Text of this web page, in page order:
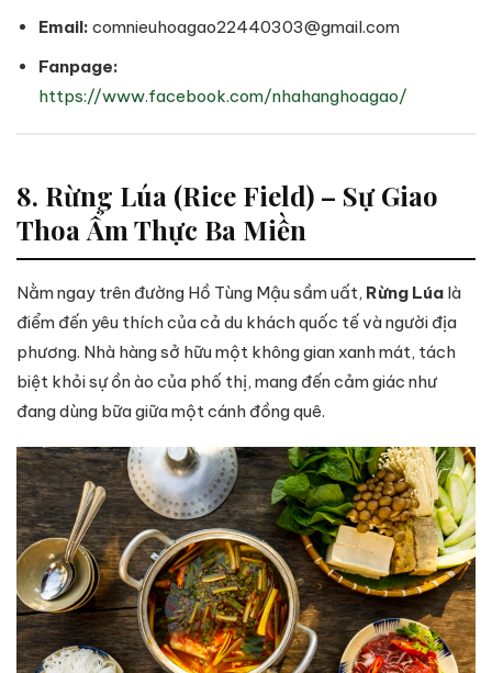
Email: comnieuhoagao22440303@gmail.com
Fanpage:
https://www.facebook.com/nhahanghoagao/
8. Rừng Lúa (Rice Field) – Sự Giao
Thoa Ẩm Thực Ba Miền
Nằm ngay trên đường Hồ Tùng Mậu sầm uất, Rừng Lúa là
điểm đến yêu thích của cả du khách quốc tế và người địa
phương. Nhà hàng sở hữu một không gian xanh mát, tách
biệt khỏi sự ồn ào của phố thị, mang đến cảm giác như
đang dùng bữa giữa một cánh đồng quê.